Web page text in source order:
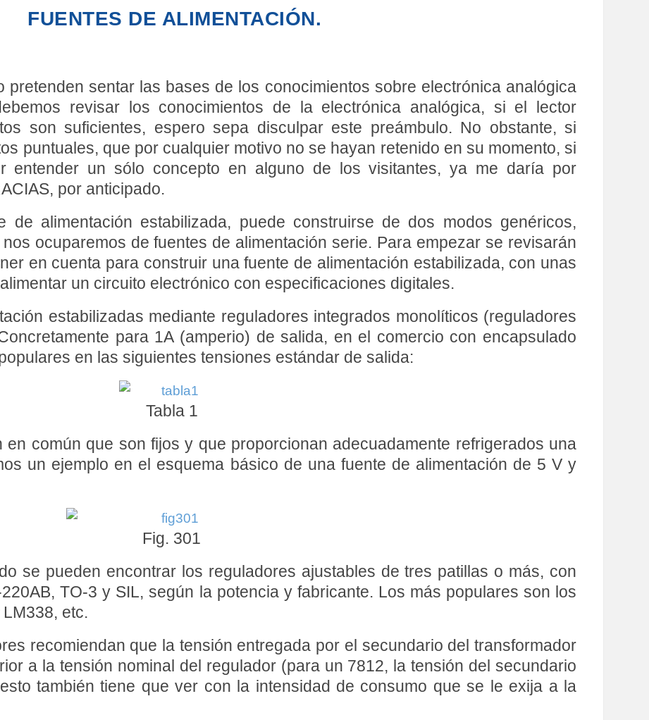
FUENTES DE ALIMENTACIÓN.
pretenden sentar las bases de los conocimientos sobre electrónica analógica
revisar los conocimientos de la electrónica analógica, si el lector
son suficientes, espero sepa disculpar este preámbulo. No obstante, si
puntuales, que por cualquier motivo no se hayan retenido en su momento, si
entender un sólo concepto en alguno de los visitantes, ya me daría por
por anticipado.
de alimentación estabilizada, puede construirse de dos modos genéricos,
ocuparemos de fuentes de alimentación serie. Para empezar se revisarán
en cuenta para construir una fuente de alimentación estabilizada, con unas
un circuito electrónico con especificaciones digitales.
estabilizadas mediante reguladores integrados monolíticos (reguladores
para 1A (amperio) de salida, en el comercio con encapsulado
en las siguientes tensiones estándar de salida:
Tabla 1
en común que son fijos y que proporcionan adecuadamente refrigerados una
un ejemplo en el esquema básico de una fuente de alimentación de 5 V y
Fig. 301
se pueden encontrar los reguladores ajustables de tres patillas o más, con
TO-3 y SIL, según la potencia y fabricante. Los más populares son los
etc.
recomiendan que la tensión entregada por el secundario del transformador
a la tensión nominal del regulador (para un 7812, la tensión del secundario
también tiene que ver con la intensidad de consumo que se le exija a la